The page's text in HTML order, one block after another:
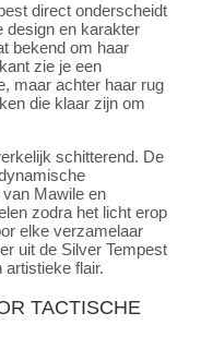
direct onderscheidt
design en karakter
bekend om haar
zie je een
maar achter haar rug
die klaar zijn om
schitterend. De
Mawile en
zodra het licht erop
elke verzamelaar
uit de Silver Tempest
flair.
TACTISCHE